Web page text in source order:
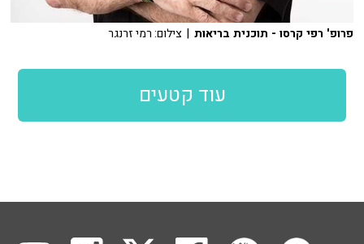
פרופ' רפי קרסו - תוכנית בריאות | צילום: רמי זרנגר
עוד קטעים